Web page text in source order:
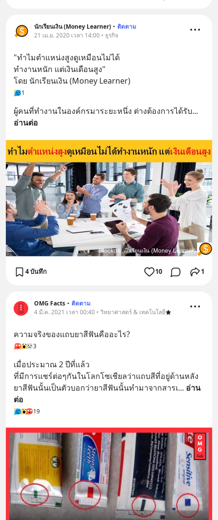
นักเรียนเงิน (Money Learner) • ติดตาม
21 เม.ย. 2020 เวลา 14:00 • ธุรกิจ
"ทำไมตำแหน่งสูงดูเหมือนไม่ได้
ทำงานหนัก แต่เงินเดือนสูง"
โดย นักเรียนเงิน (Money Learner)
1
ผู้คนที่ทำงานในองค์กรมาระยะหนึ่ง ต่างต้องการได้รับ
อ่านต่อ
4 บันทึก 10 1
OMG Facts • ติดตาม
4 มี.ค. 2021 เวลา 00:40 • วิทยาศาสตร์ & เทคโนโลยี
ความจริงของแถบยาสีฟันคืออะไร?
3
เมื่อประมาณ 2 ปีที่แล้ว
ที่มีการแชร์ต่อๆกันในโลกโซเชียลว่าแถบสีที่อยู่ด้านหลัง
ยาสีฟันนั้นเป็นตัวบอกว่ายาสีฟันนั้นทำมาจากสารเ... อ่าน
ต่อ
19